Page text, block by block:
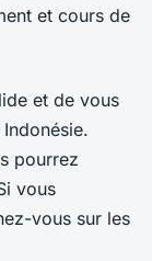
et cours de
et de vous
pourrez
vous
vous sur les